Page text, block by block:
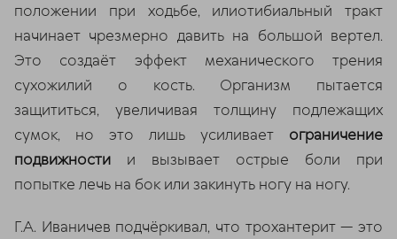
положении при ходьбе, илиотибиальный тракт
начинает чрезмерно давить на большой вертел.
Это создаёт эффект механического трения
сухожилий о кость. Организм пытается
защититься, увеличивая толщину подлежащих
сумок, но это лишь усиливает ограничение
подвижности и вызывает острые боли при
попытке лечь на бок или закинуть ногу на ногу.
Г.А. Иваничев подчёркивал, что трохантерит — это